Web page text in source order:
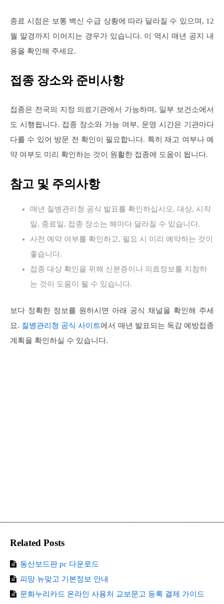
종료 시점은 보통 백신 수급 상황에 따라 달라질 수 있으며, 12
월 말경까지 이어지는 경우가 있습니다. 이 역시 매년 공지 내
용을 확인해 주세요.
접종 장소와 준비사항
접종은 전국의 지정 의료기관에서 가능하며, 일부 보건소에서
도 시행됩니다. 접종 장소와 가능 여부, 운영 시간은 기관마다
다를 수 있어 방문 전 확인이 필요합니다. 특히 재고 여부나 예
약 여부도 미리 확인하는 것이 원활한 접종에 도움이 됩니다.
참고 및 주의사항
매년 질병관리청 공식 발표를 확인하십시오. 대상, 시작
일, 종료일, 접종 장소는 해마다 달라질 수 있습니다.
사전 예약 여부를 확인하고, 필요 시 미리 예약하는 것이
좋습니다.
접종 대상 확인을 위해 신분증이나 의료정보를 지참하
는 것이 도움이 될 수 있습니다.
보다 정확한 정보를 원하시면 아래 공식 채널을 확인해 주세
요. 질병관리청 공식 사이트에서 매년 발표되는 독감 예방접종
계획을 확인하실 수 있습니다.
Related Posts
동산보드판 pc 다운로드
피망 뉴맞고 기본정보 안내
문화누리카드 온라인 사용처 교보문고 등록 결제 가이드